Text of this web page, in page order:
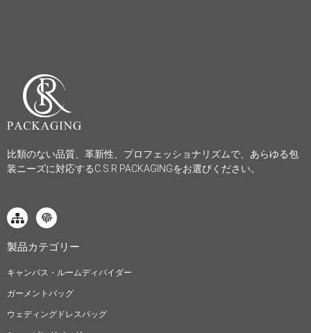
比類のない品質、革新性、プロフェッショナリズムで、あらゆる包
装ニーズに対応するC.S.R PACKAGINGをお選びください。
製品カテゴリー
キャンバス・ルームディバイダー
ガーメントバッグ
ウェディングドレスバッグ